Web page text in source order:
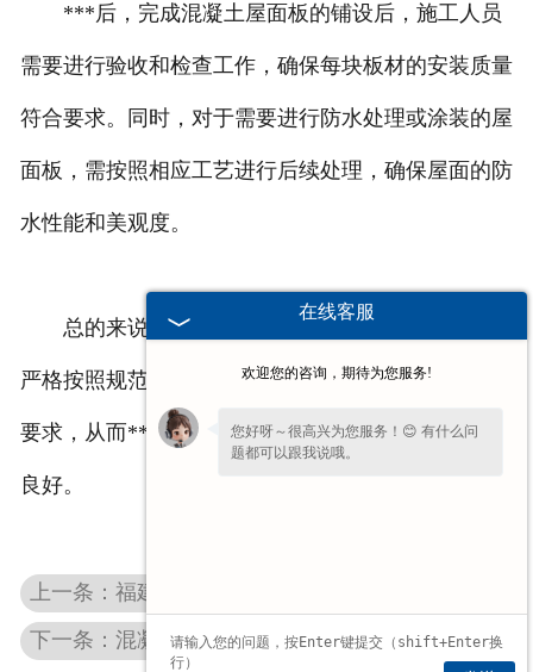
***后，完成混凝土屋面板的铺设后，施工人员
需要进行验收和检查工作，确保每块板材的安装质量
符合要求。同时，对于需要进行防水处理或涂装的屋
面板，需按照相应工艺进行后续处理，确保屋面的防
水性能和美观度。
总的来说，混凝土屋面板的安装和施工过程需要
严格按照规范和流程进行，确保每个环节都达到设计
要求，从而******屋面结构的安全稳定和使用效果的
良好。
下一条：混凝土双T板与钢屋面对比 工程采购成本参考
在线客服
欢迎您的咨询，期待为您服务!
您好呀～很高兴为您服务！😊 有什么问
题都可以跟我说哦。